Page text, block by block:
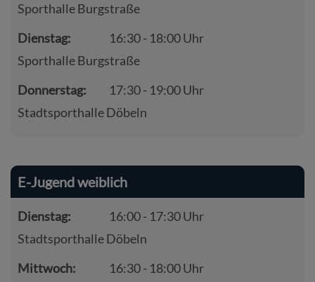
Sporthalle Burgstraße
Dienstag:
16:30 - 18:00 Uhr
Sporthalle Burgstraße
Donnerstag:
17:30 - 19:00 Uhr
Stadtsporthalle Döbeln
E-Jugend weiblich
Dienstag:
16:00 - 17:30 Uhr
Stadtsporthalle Döbeln
Mittwoch:
16:30 - 18:00 Uhr